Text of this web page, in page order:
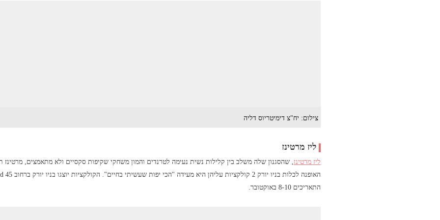
צילום: יח"צ דימיטריוס דליה
ליז מרטינז
ליז מרטינז, שהסגנון שלה משלב בין קלילות נשית נעימה לטרנדים והמון משחקי שקיפות סקסיים ולא מתאמצים, מרטינז
התאריכים 8-10 באוקטובר.